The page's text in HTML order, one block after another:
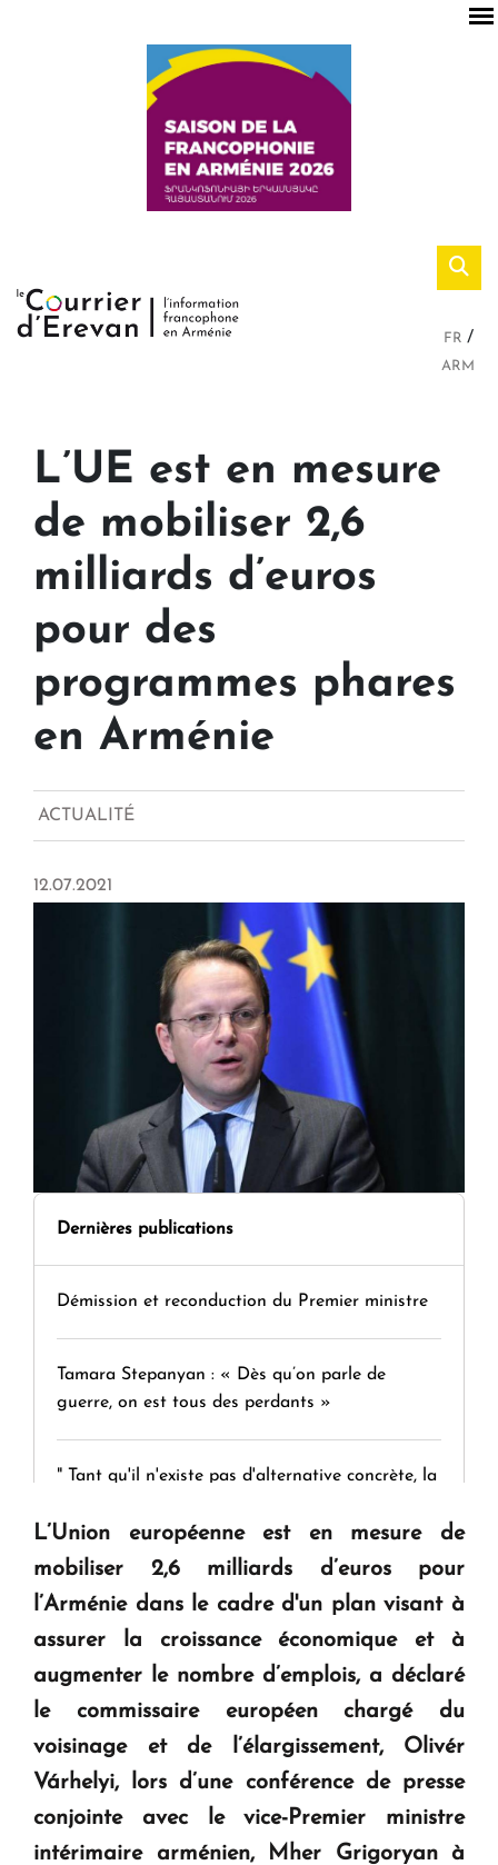
FR
ARM
L’UE est en mesure
de mobiliser 2,6
milliards d’euros
pour des
programmes phares
en Arménie
ACTUALITÉ
12.07.2021
Dernières publications
Démission et reconduction du Premier ministre
Tamara Stepanyan : « Dès qu’on parle de
guerre, on est tous des perdants »
" Tant qu'il n'existe pas d'alternative concrète, la
KASA : 30 ans d'audace, de résilience et d'avenir
en Arménie
Le premier hôtel Hyatt Regency d'Arménie
ouvrira ses portes à Dilijan
L’Union européenne est en mesure de
mobiliser 2,6 milliards d’euros pour
l’Arménie dans le cadre d'un plan visant à
assurer la croissance économique et à
augmenter le nombre d’emplois, a déclaré
le commissaire européen chargé du
voisinage et de l’élargissement, Olivér
Várhelyi, lors d’une conférence de presse
conjointe avec le vice-Premier ministre
intérimaire arménien, Mher Grigoryan à